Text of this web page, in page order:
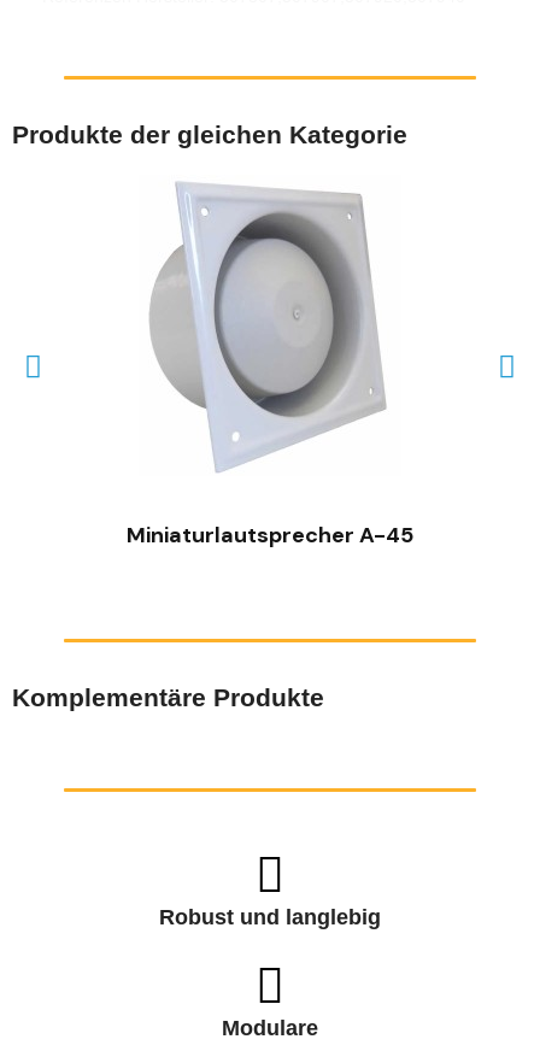
Produkte der gleichen Kategorie
SCHNELLANSICHT
Miniaturlautsprecher A-45
Komplementäre Produkte
Robust und langlebig
Modulare